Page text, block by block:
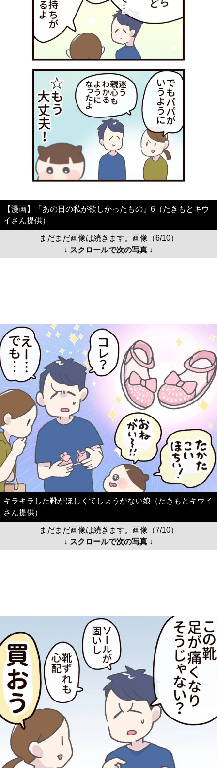
【漫画】『あの日の私が欲しかったもの』6（たきもとキウ
イさん提供）
まだまだ画像は続きます。画像（6/10）
↓ スクロールで次の写真 ↓
キラキラした靴がほしくてしょうがない娘（たきもとキウイ
さん提供）
まだまだ画像は続きます。画像（7/10）
↓ スクロールで次の写真 ↓